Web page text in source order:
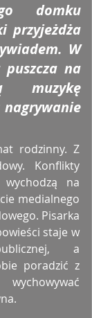
domku
przyjeżdża
W
na
muzykę
rodzinny. Z
Konflikty
na
medialnego
Pisarka
staje w
a
poradzić z